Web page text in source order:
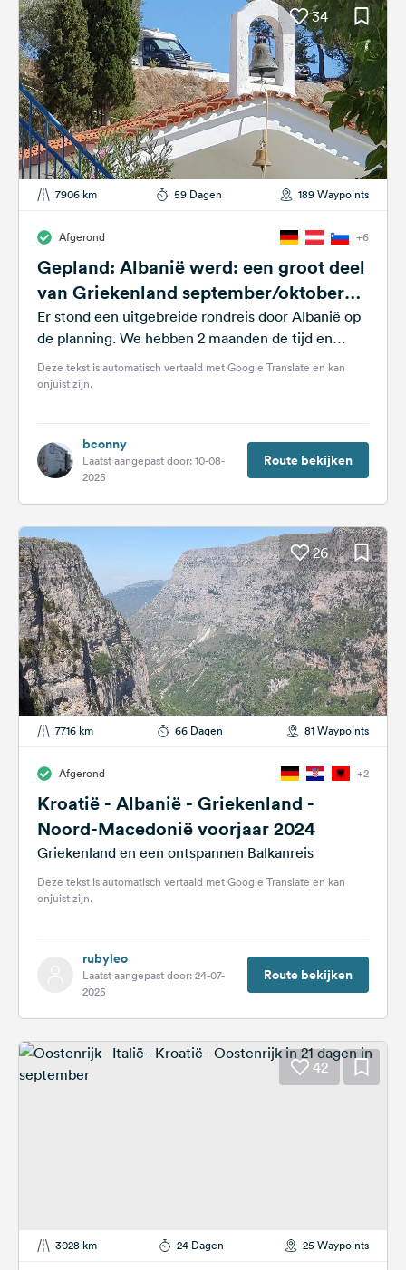
34
7906 km 59 Dagen 189 Waypoints
Afgerond +6
Gepland: Albanië werd: een groot deel
van Griekenland september/oktober
2024
Er stond een uitgebreide rondreis door Albanië op
de planning. We hebben 2 maanden de tijd en
rijden heel comfortabel...
Deze tekst is automatisch vertaald met Google Translate en kan
onjuist zijn.
bconny
Laatst aangepast door: 10-08-
2025
Route bekijken
26
7716 km 66 Dagen 81 Waypoints
Afgerond +2
Kroatië - Albanië - Griekenland -
Noord-Macedonië voorjaar 2024
Griekenland en een ontspannen Balkanreis
Deze tekst is automatisch vertaald met Google Translate en kan
onjuist zijn.
rubyleo
Laatst aangepast door: 24-07-
2025
Route bekijken
42
3028 km 24 Dagen 25 Waypoints